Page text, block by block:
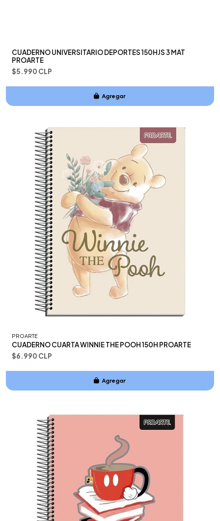
CUADERNO UNIVERSITARIO DEPORTES 150HJS 3 MAT
PROARTE
$5.990 CLP
Agregar
PROARTE
CUADERNO CUARTA WINNIE THE POOH 150H PROARTE
$6.990 CLP
Agregar